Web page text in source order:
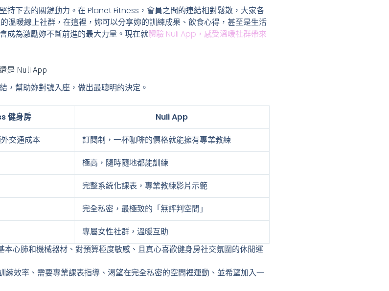
持下去的關鍵動力。在 Planet Fitness，會員之間的連結相對鬆散，大家各
溫暖線上社群，在這裡，妳可以分享妳的訓練成果、飲食心得，甚至是生活
成為激勵妳不斷前進的最大力量。現在就體驗 Nuli App，感受溫暖社群帶來
是 Nuli App
，幫助妳對號入座，做出最聰明的決定。
健身房 Nuli App
交通成本 訂閱制，一杯咖啡的價格就能擁有專業教練
極高，隨時隨地都能訓練
完整系統化課表，專業教練影片示範
完全私密，最極致的「無評判空間」
專屬女性社群，溫暖互助
本心肺和機械器材、對預算極度敏感、且真心喜歡健身房社交氛圍的休閒運
練效率、需要專業課表指導、渴望在完全私密的空間裡運動、並希望加入一